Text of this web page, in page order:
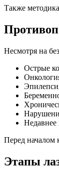
Также
Несмотря на
Острые
Недавнее
Перед началом
Этапы